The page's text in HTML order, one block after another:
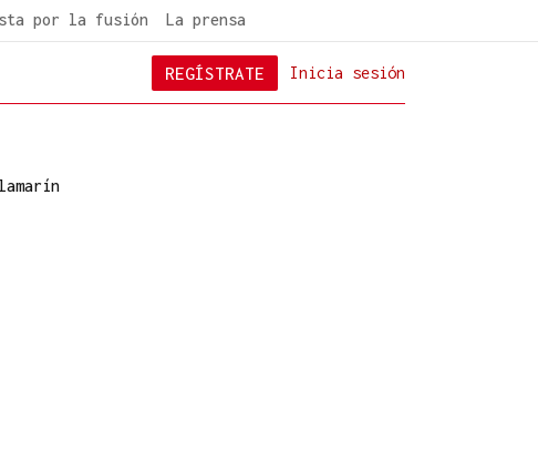
por la fusión La prensa
Inicia sesión
REGÍSTRATE